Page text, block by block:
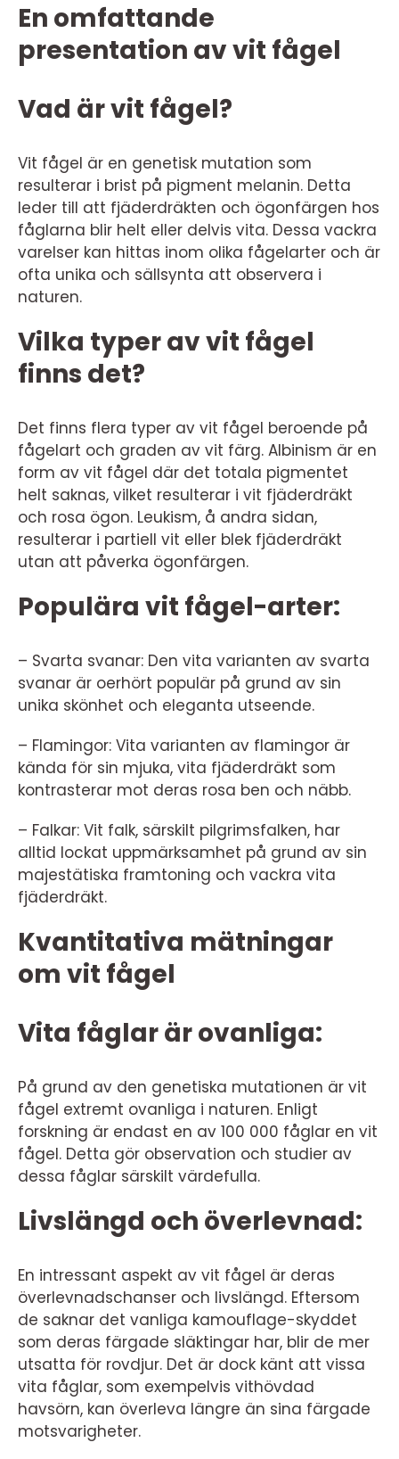
En omfattande
presentation av vit fågel
Vad är vit fågel?
Vit fågel är en genetisk mutation som
resulterar i brist på pigment melanin. Detta
leder till att fjäderdräkten och ögonfärgen hos
fåglarna blir helt eller delvis vita. Dessa vackra
varelser kan hittas inom olika fågelarter och är
ofta unika och sällsynta att observera i
naturen.
Vilka typer av vit fågel
finns det?
Det finns flera typer av vit fågel beroende på
fågelart och graden av vit färg. Albinism är en
form av vit fågel där det totala pigmentet
helt saknas, vilket resulterar i vit fjäderdräkt
och rosa ögon. Leukism, å andra sidan,
resulterar i partiell vit eller blek fjäderdräkt
utan att påverka ögonfärgen.
Populära vit fågel-arter:
– Svarta svanar: Den vita varianten av svarta
svanar är oerhört populär på grund av sin
unika skönhet och eleganta utseende.
– Flamingor: Vita varianten av flamingor är
kända för sin mjuka, vita fjäderdräkt som
kontrasterar mot deras rosa ben och näbb.
– Falkar: Vit falk, särskilt pilgrimsfalken, har
alltid lockat uppmärksamhet på grund av sin
majestätiska framtoning och vackra vita
fjäderdräkt.
Kvantitativa mätningar
om vit fågel
Vita fåglar är ovanliga:
På grund av den genetiska mutationen är vit
fågel extremt ovanliga i naturen. Enligt
forskning är endast en av 100 000 fåglar en vit
fågel. Detta gör observation och studier av
dessa fåglar särskilt värdefulla.
Livslängd och överlevnad:
En intressant aspekt av vit fågel är deras
överlevnadschanser och livslängd. Eftersom
de saknar det vanliga kamouflage-skyddet
som deras färgade släktingar har, blir de mer
utsatta för rovdjur. Det är dock känt att vissa
vita fåglar, som exempelvis vithövdad
havsörn, kan överleva längre än sina färgade
motsvarigheter.